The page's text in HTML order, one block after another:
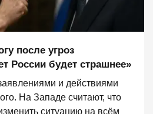
после угроз
России будет страшнее»
и действиями
На Западе считают, что
ситуацию на всём